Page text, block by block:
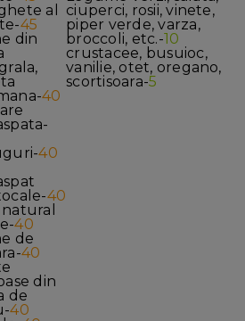
al
45
din
40
40
40
40
de
40
din
de
40
ciuperci, rosii, vinete,
piper verde, varza,
broccoli, etc.-10
crustacee, busuioc,
vanilie, otet, oregano,
scortisoara-5